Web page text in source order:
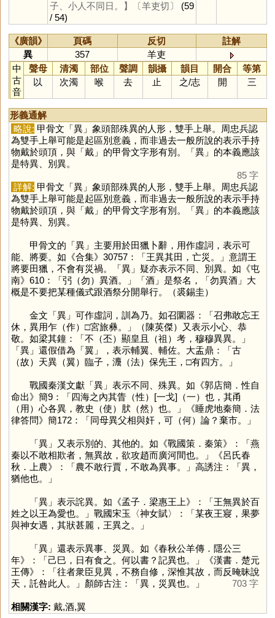
子、小人不同日。】
〔羊吏切〕
(59
/ 54)
《廣韻》 頁碼 反切
註解
異
357
羊吏
中
古
音
聲母 清濁 部位 聲調 韻攝 韻目 開合
等第
以
次濁 喉 去 止 之/志 開 三
形義通解
略說: 甲骨文「異」象頭部殊異的人形，雙手上舉。周忠兵認
為雙手上舉可能是起區別意義，而非過去一般所說的表示手持
物戴於頭頂，與「戴」的甲骨文字形有別。「異」的本義應該
是特異、別異。
85 字
詳解: 甲骨文「異」象頭部殊異的人形，雙手上舉。周忠兵認
為雙手上舉可能是起區別意義，而非過去一般所說的表示手持
物戴於頭頂，與「戴」的甲骨文字形有別。「異」的本義應該
是特異、別異。
甲骨文的「異」主要用於田獵卜辭，用作虛詞，表示可
能、將要。如《合集》30757：「王異其田，亡災。」意謂王
將要田獵，不會有災禍。「異」疑亦表示不同、別異。如《屯
南》610：「弜（勿）異酒。」「酒」是祭名，「勿異酒」大
概是不要把某種儀式跟酒祭分開舉行。（裘錫圭）
金文「異」可作虛詞，訓為乃。如召圜器：「召弗敢忘王
休，異用乍（作）□宮旅彝。」（陳英傑）又表示小心、恭
敬。如梁其鐘：「不（丕）顯皇且（祖）考，穆穆異異。」
「異」還假借為「翼」，表示輔翼、輔佐。大盂鼎：「古
（故）天異（翼）臨子，灋（法）保先王，□有四方。」
戰國秦漢文獻「異」表示不同、殊異。如《郭店簡．性自
命出》簡9：「四海之內其眚（性）[一戈]（一）也，其甬
（用）心各異，教史（使）肰（然）也。」《睡虎地秦簡．法
律答問》簡172：「同母異父相與奸，可（何）論？棄市。」
「異」又表示別的、其他的。如《戰國策．秦策》：「燕
秦以不敢相欺者，無異故，欲攻趙而廣河間也。」《呂氏春
秋．上農》：「農不敢行賈，不敢為異事。」高誘注：「異，
猶他也。」
「異」表示詫異。如《孟子．梁惠王上》：「王無異於百
姓之以王為愛也。」戰國宋玉〈神女賦〉：「某夜王寢，果夢
與神女遇，其狀甚麗，王異之。」
「異」還表示異事、災異。如《春秋公羊傳．隱公三
年》：「己巳，日有食之。何以書？記異也。」《漢書．楚元
王傳》：「往者衆臣見異，不務自修，深惟其故，而反晻昧說
天，託咎此人。」顏師古注：「異，災異也。」
703 字
相關漢字: 戴,酒,翼